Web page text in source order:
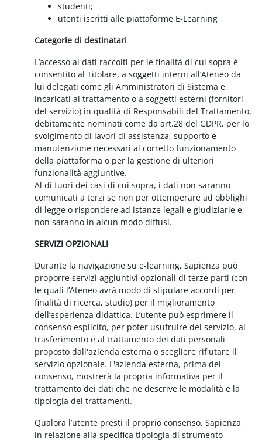
studenti;
utenti iscritti alle piattaforme E-Learning
Categorie di destinatari
L’accesso ai dati raccolti per le finalità di cui sopra è
consentito al Titolare, a soggetti interni all’Ateneo da
lui delegati come gli Amministratori di Sistema e
incaricati al trattamento o a soggetti esterni (fornitori
del servizio) in qualità di Responsabili del Trattamento,
debitamente nominati come da art.28 del GDPR, per lo
svolgimento di lavori di assistenza, supporto e
manutenzione necessari al corretto funzionamento
della piattaforma o per la gestione di ulteriori
funzionalità aggiuntive.
Al di fuori dei casi di cui sopra, i dati non saranno
comunicati a terzi se non per ottemperare ad obblighi
di legge o rispondere ad istanze legali e giudiziarie e
non saranno in alcun modo diffusi.
SERVIZI OPZIONALI
Durante la navigazione su e-learning, Sapienza può
proporre servizi aggiuntivi opzionali di terze parti (con
le quali l’Ateneo avrà modo di stipulare accordi per
finalità di ricerca, studio) per il miglioramento
dell’esperienza didattica. L’utente può esprimere il
consenso esplicito, per poter usufruire del servizio, al
trasferimento e al trattamento dei dati personali
proposto dall'azienda esterna o scegliere rifiutare il
servizio opzionale. L'azienda esterna, prima del
consenso, mostrerà la propria informativa per il
trattamento dei dati che ne descrive le modalità e la
tipologia dei trattamenti.
Qualora l’utente presti il proprio consenso, Sapienza,
in relazione alla specifica tipologia di strumento